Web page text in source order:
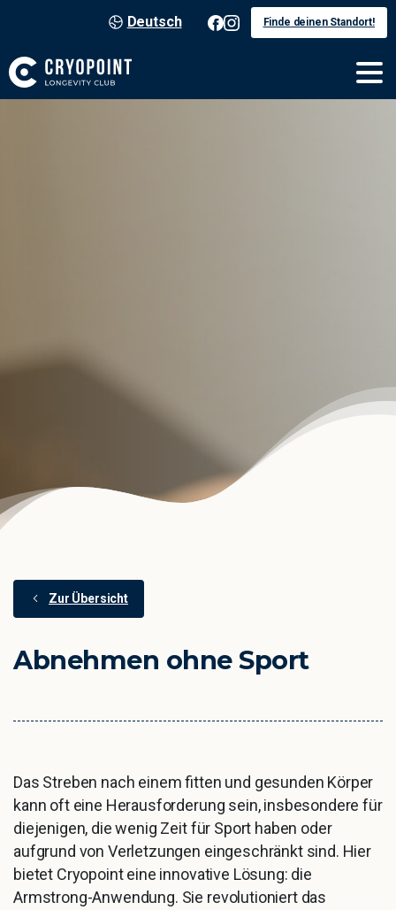
Deutsch Finde deinen Standort!
Zur Übersicht
Abnehmen ohne Sport
Das Streben nach einem fitten und gesunden Körper
kann oft eine Herausforderung sein, insbesondere für
diejenigen, die wenig Zeit für Sport haben oder
aufgrund von Verletzungen eingeschränkt sind. Hier
bietet Cryopoint eine innovative Lösung: die
Armstrong-Anwendung. Sie revolutioniert das